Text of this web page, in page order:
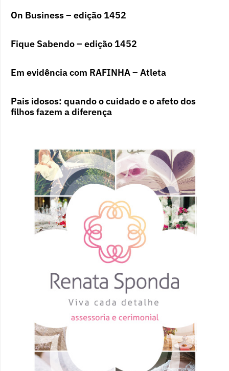
On Business – edição 1452
Fique Sabendo – edição 1452
Em evidência com RAFINHA – Atleta
Pais idosos: quando o cuidado e o afeto dos
filhos fazem a diferença